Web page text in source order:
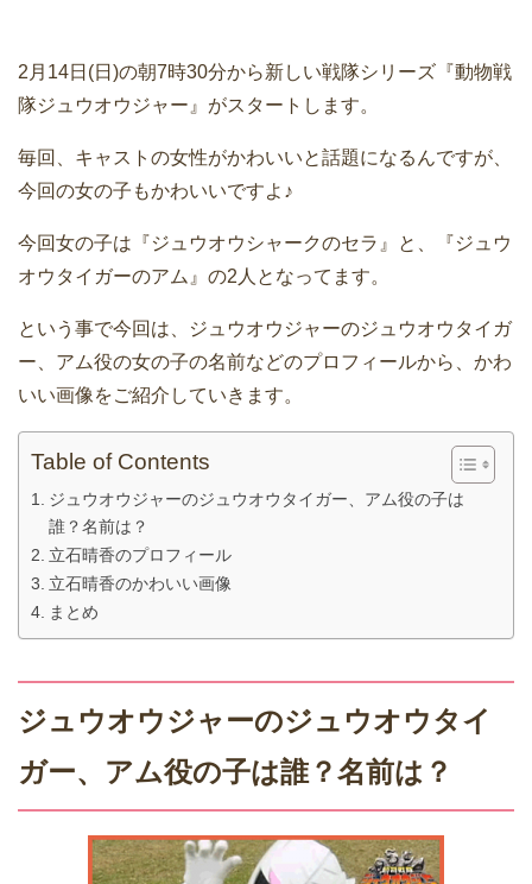
2月14日(日)の朝7時30分から新しい戦隊シリーズ『動物戦
隊ジュウオウジャー』がスタートします。
毎回、キャストの女性がかわいいと話題になるんですが、
今回の女の子もかわいいですよ♪
今回女の子は『ジュウオウシャークのセラ』と、『ジュウ
オウタイガーのアム』の2人となってます。
という事で今回は、ジュウオウジャーのジュウオウタイガ
ー、アム役の女の子の名前などのプロフィールから、かわ
いい画像をご紹介していきます。
Table of Contents
ジュウオウジャーのジュウオウタイガー、アム役の子は
誰？名前は？
立石晴香のプロフィール
立石晴香のかわいい画像
まとめ
ジュウオウジャーのジュウオウタイ
ガー、アム役の子は誰？名前は？